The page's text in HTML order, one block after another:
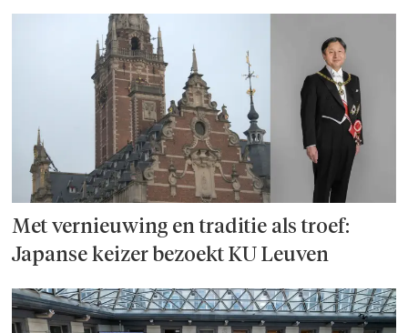
Met vernieuwing en traditie als troef:
Japanse keizer bezoekt KU Leuven